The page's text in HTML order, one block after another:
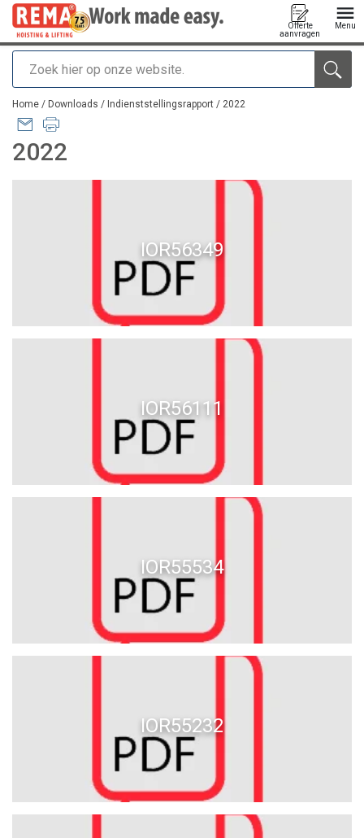
Zoeken
Offerte
aanvragen
Menu
toegevoegd aan uw offerte
Home / Downloads / Indienststellingsrapport / 2022
2022
IOR56349
IOR56111
IOR55534
IOR55232